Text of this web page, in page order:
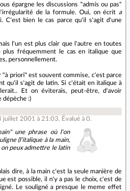
épargne les discussions "admis ou pas"
de la formule. Oui, on écrit a
C'est bien le cas parce qu'il s'agit d'une
l'un est plus clair que l'autre en toutes
plus fréquemment le cas en italique que
personnellement.
"à priori" est souvent commise, c'est parce
qu'il s'agit de latin. Si c'était en italique à
Et on éviterais, peut-être, d'avoir
dépèche :)
juillet 2001 à 21:03. Évalué à 0.
une phrase où l'on
(l'italique à la main,
peux admettre le latin
dire, à la main c'est la seule manière de
est possible, il n'y a pas le choix, c'est de
Le souligné a presque le meme effet